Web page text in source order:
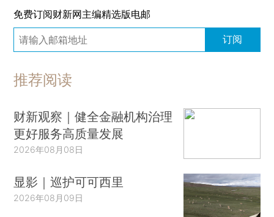
免费订阅财新网主编精选版电邮
订阅
推荐阅读
财新观察｜健全金融机构治理
更好服务高质量发展
2026年08月08日
显影｜巡护可可西里
2026年08月09日